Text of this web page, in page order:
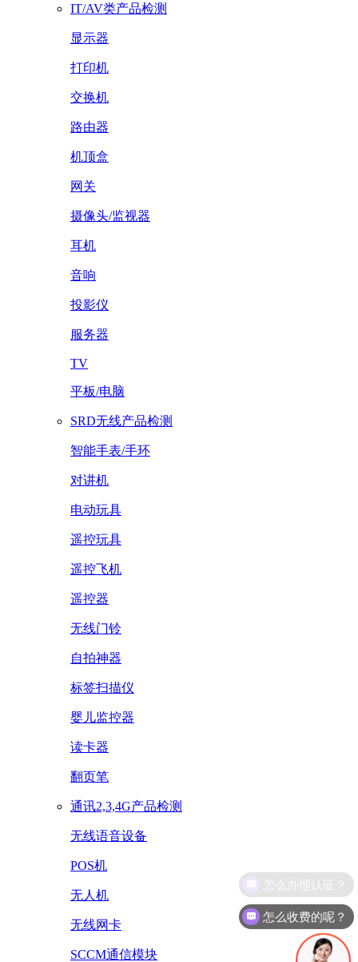
IT/AV类产品检测
显示器
打印机
交换机
路由器
机顶盒
网关
摄像头/监视器
耳机
音响
投影仪
服务器
TV
平板/电脑
SRD无线产品检测
智能手表/手环
对讲机
电动玩具
遥控玩具
遥控飞机
遥控器
无线门铃
自拍神器
标签扫描仪
婴儿监控器
读卡器
翻页笔
通讯2,3,4G产品检测
无线语音设备
POS机
无人机
无线网卡
SCCM通信模块
怎么收费的呢？